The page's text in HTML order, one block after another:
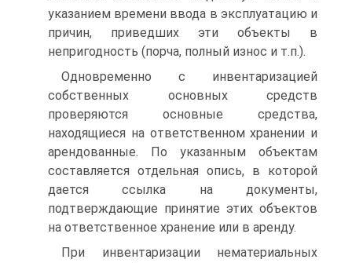
указанием времени ввода в эксплуатацию и
причин, приведших эти объекты в
непригодность (порча, полный износ и т.п.).
Одновременно с инвентаризацией
собственных основных средств
проверяются основные средства,
находящиеся на ответственном хранении и
арендованные. По указанным объектам
составляется отдельная опись, в которой
дается ссылка на документы,
подтверждающие принятие этих объектов
на ответственное хранение или в аренду.
При инвентаризации нематериальных